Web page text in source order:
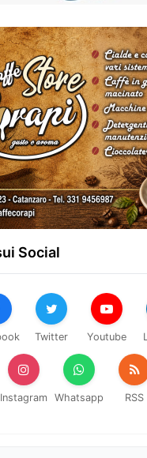
Social
Twitter Youtube
Instagram Whatsapp RSS